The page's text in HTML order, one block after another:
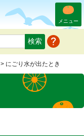
メニュー
> にごり水が出たとき